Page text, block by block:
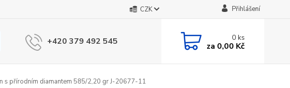
CZK Přihlášení
+420 379 492 545 0ks
za 0,00 Kč
s přírodním diamantem 585/2,20 gr J-20677-11